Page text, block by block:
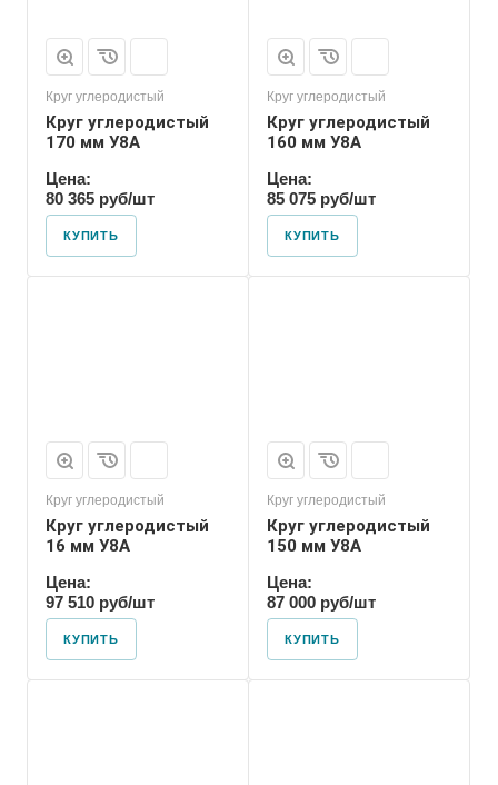
Круг углеродистый
Круг углеродистый
170 мм У8А
Цена:
80 365 руб/шт
КУПИТЬ
Круг углеродистый
Круг углеродистый
160 мм У8А
Цена:
85 075 руб/шт
КУПИТЬ
Круг углеродистый
Круг углеродистый
16 мм У8А
Цена:
97 510 руб/шт
КУПИТЬ
Круг углеродистый
Круг углеродистый
150 мм У8А
Цена:
87 000 руб/шт
КУПИТЬ